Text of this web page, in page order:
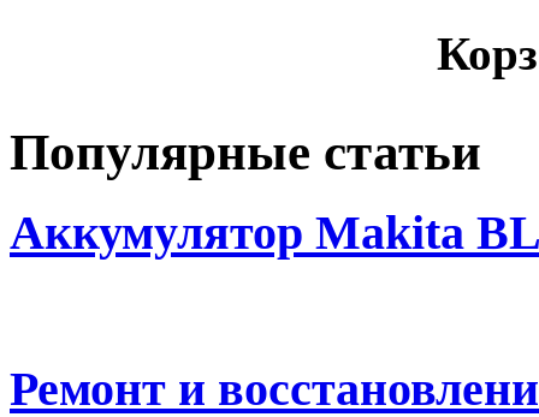
Популярные статьи
Аккумулятор Makita
Ремонт и